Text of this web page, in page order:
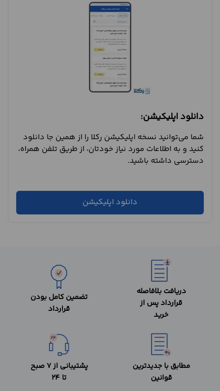
دانلود اپلیکیشن:
شما می‌توانید نسخه اپلیکیشن رکلا را از همین جا دانلود
کنید و به اطلاعات مورد نیاز خودتان، از طریق تلفن همراه،
دسترسی داشته باشید.
دانلود اپلیکیشن
دریافت بلافاصله
قرارداد پس از
خرید
تضمین کامل بودن
قرارداد
مطابق با جدیدترین
قوانین
پشتیبانی از 7 صبح
تا 24